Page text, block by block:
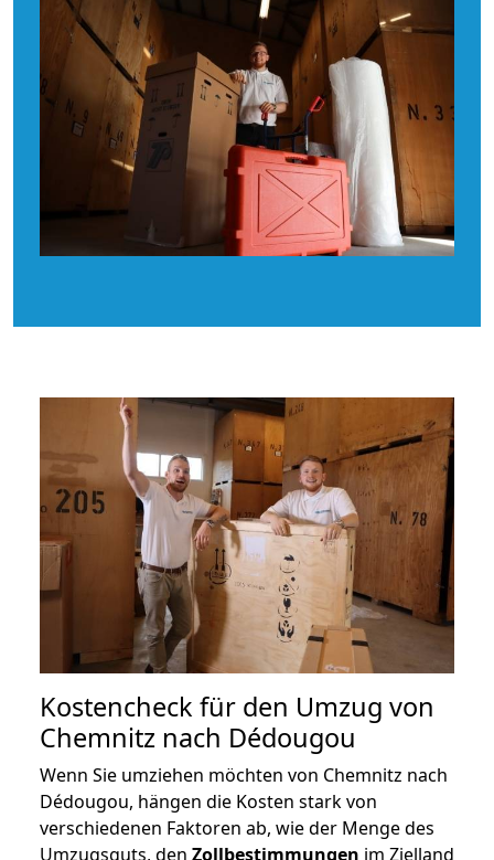
Kostencheck für den Umzug von
Chemnitz nach Dédougou
Wenn Sie umziehen möchten von Chemnitz nach
Dédougou, hängen die Kosten stark von
verschiedenen Faktoren ab, wie der Menge des
Umzugsguts, den Zollbestimmungen im Zielland